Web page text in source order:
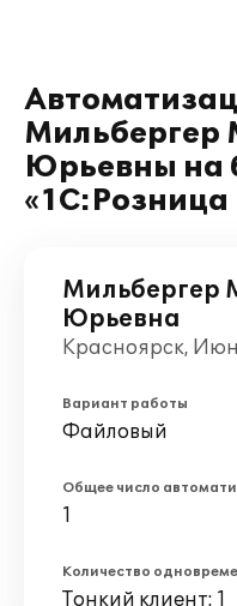
Мильбергер
Юрьевны на
Мильбергер
Юрьевна
Красноярск,
Вариант работы
Файловый
Общее число
1
Количество
Тонкий клиент: 1